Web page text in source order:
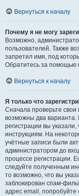
Вернуться к началу
Почему я не могу
Возможно,
пользователей. Также
запретил имя, под
Обратитесь за помощью
Вернуться к началу
Я только что
Сначала проверьте
возможны два варианта.
регистрации вы
инструкциям. На
учётные записи были
администратором до
процессе регистрации.
следуйте полученным
то возможно, что вы
заблокирован спам-
адрес email, попробуйте